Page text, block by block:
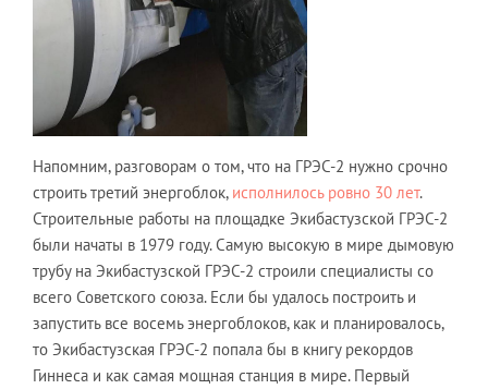
Напомним, разговорам о том, что на ГРЭС-2 нужно срочно
строить третий энергоблок, исполнилось ровно 30 лет.
Строительные работы на площадке Экибастузской ГРЭС-2
были начаты в 1979 году. Самую высокую в мире дымовую
трубу на Экибастузской ГРЭС-2 строили специалисты со
всего Советского союза. Если бы удалось построить и
запустить все восемь энергоблоков, как и планировалось,
то Экибастузская ГРЭС-2 попала бы в книгу рекордов
Гиннеса и как самая мощная станция в мире. Первый